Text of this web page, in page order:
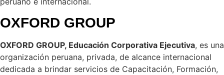
OXFORD GROUP
OXFORD GROUP, Educación Corporativa Ejecutiva, es una
organización peruana, privada, de alcance internacional
dedicada a brindar servicios de Capacitación, Formación,